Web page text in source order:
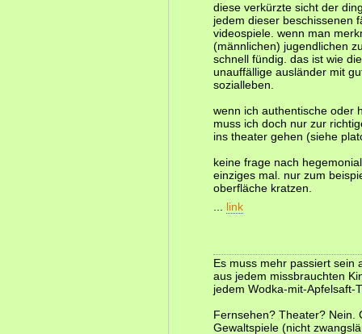
diese verkürzte sicht der
jedem dieser beschissenen
videospiele. wenn man
(männlichen) jugendlichen
schnell fündig. das ist wie
unauffällige ausländer mit
sozialleben.
wenn ich authentische oder
muss ich doch nur zur
ins theater gehen (siehe
keine frage nach
einziges mal. nur zum
oberfläche kratzen.
link
Es muss mehr passiert sein
aus jedem missbrauchten
jedem Wodka-mit-Apfelsaft-
Fernsehen? Theater? Nein.
Gewaltspiele (nicht